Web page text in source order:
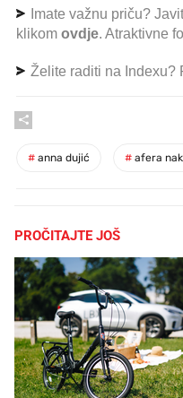
Imate važnu priču?
klikom ovdje. Atraktivne
Želite raditi na Indexu?
# anna dujić # afera
PROČITAJTE JOŠ